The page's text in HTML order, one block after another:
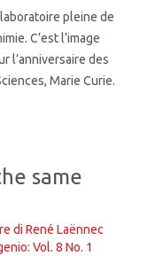
pleine de
C’est l’image
l’anniversaire des
Marie Curie.
same
di René Laënnec
Vol. 8 No. 1